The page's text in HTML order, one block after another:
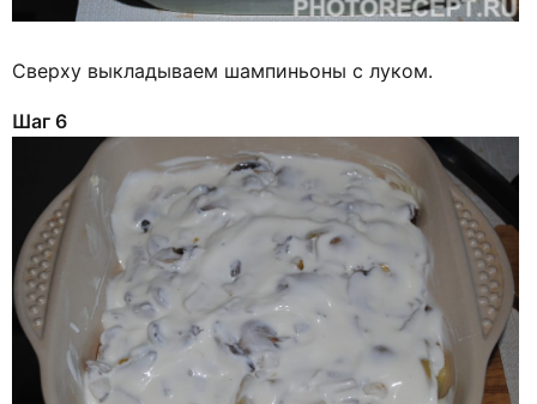
Сверху выкладываем шампиньоны с луком.
Шаг 6